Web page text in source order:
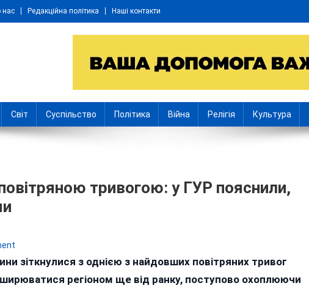
нас Редакційна політика Наші контакти
Світ Суспільство Політика Війна Релігія Культура
тривогою: у ГУР пояснили,
Вінниччина
зіткнулися з однією з найдовших повітряних тривог
регіоном ще від ранку, поступово охоплюючи